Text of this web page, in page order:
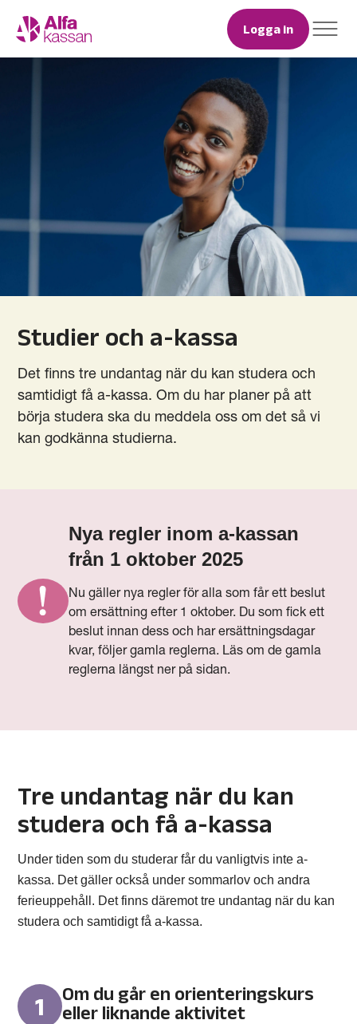
Logga in
Studier och a-kassa
Det finns tre undantag när du kan studera och
samtidigt få a-kassa. Om du har planer på att
börja studera ska du meddela oss om det så vi
kan godkänna studierna.
Nya regler inom a-kassan
från 1 oktober 2025
Nu gäller nya regler för alla som får ett beslut
om ersättning efter 1 oktober. Du som fick ett
beslut innan dess och har ersättningsdagar
kvar, följer gamla reglerna. Läs om de gamla
reglerna längst ner på sidan.
Tre undantag när du kan
studera och få a-kassa
Under tiden som du studerar får du vanligtvis inte a-
kassa. Det gäller också under sommarlov och andra
ferieuppehåll. Det finns däremot tre undantag när du kan
studera och samtidigt få a-kassa.
1
Om du går en orienteringskurs
eller liknande aktivitet